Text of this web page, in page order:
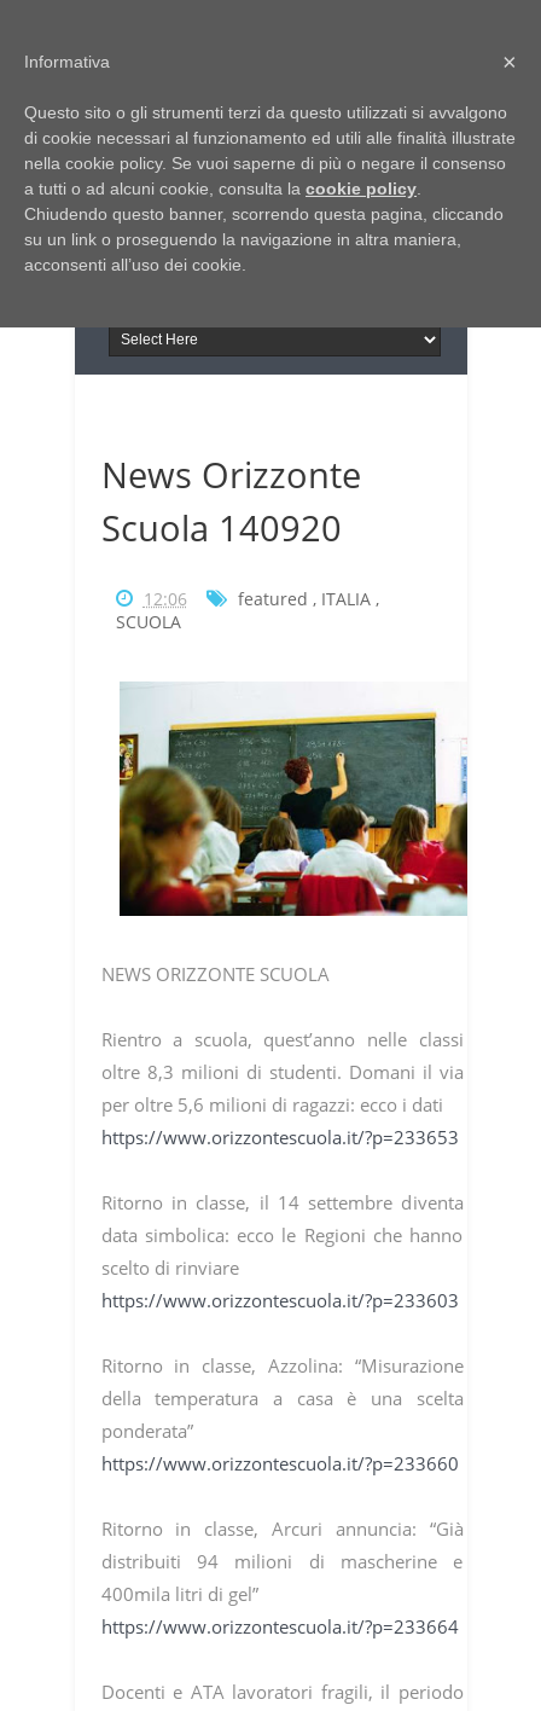
Italia Notizie
Giornale di Basilicata
Giornale di Puglia
INFORMAPUGLIA
Il portale n.1 del lavoro
in Puglia
News Orizzonte
Scuola 140920
12:06 featured , ITALIA,
SCUOLA
NEWS ORIZZONTE SCUOLA
Rientro a scuola, quest’anno nelle classi
oltre 8,3 milioni di studenti. Domani il via
per oltre 5,6 milioni di ragazzi: ecco i dati
https://www.orizzontescuola.it/?p=233653
Ritorno in classe, il 14 settembre diventa
data simbolica: ecco le Regioni che hanno
scelto di rinviare
https://www.orizzontescuola.it/?p=233603
Ritorno in classe, Azzolina: “Misurazione
della temperatura a casa è una scelta
ponderata”
https://www.orizzontescuola.it/?p=233660
Ritorno in classe, Arcuri annuncia: “Già
distribuiti 94 milioni di mascherine e
400mila litri di gel”
https://www.orizzontescuola.it/?p=233664
Docenti e ATA lavoratori fragili, il periodo
×
Informativa
Questo sito o gli strumenti terzi da questo utilizzati si avvalgono
di cookie necessari al funzionamento ed utili alle finalità illustrate
nella cookie policy. Se vuoi saperne di più o negare il consenso
a tutti o ad alcuni cookie, consulta la cookie policy
Chiudendo questo banner, scorrendo questa pagina, cliccando
su un link o proseguendo la navigazione in altra maniera,
acconsenti all’uso dei cookie.